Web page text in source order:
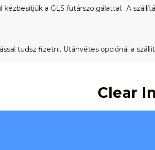
a GLS futárszolgálattal. A
tudsz fizetni. Utánvétes opciónál a
Clear